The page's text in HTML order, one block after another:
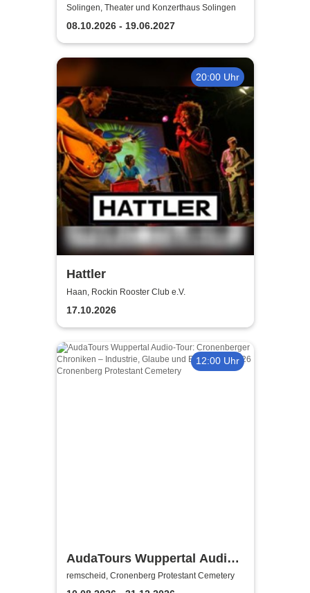
Mikrofone. Sonst nichts.
Solingen, Theater und Konzerthaus Solingen
08.10.2026 - 19.06.2027
20:00 Uhr
Hattler
Haan, Rockin Rooster Club e.V.
17.10.2026
12:00 Uhr
AudaTours Wuppertal Audio-
Tour: Cronenberger
remscheid, Cronenberg Protestant Cemetery